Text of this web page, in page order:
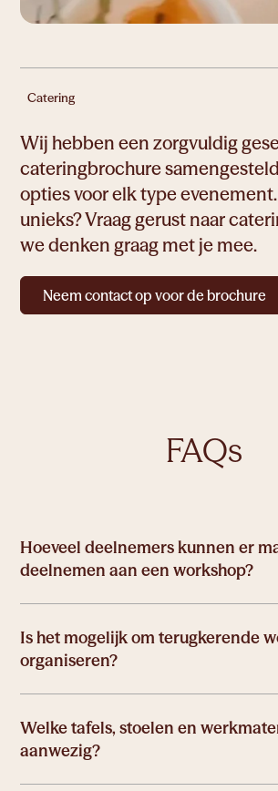
Catering
Wij hebben een zorgvuldig
cateringbrochure
opties voor elk type
unieks? Vraag gerust naar
we denken graag met je mee.
Neem contact op voor de brochure
FAQs
Hoeveel deelnemers kunnen er
deelnemen aan een workshop?
Is het mogelijk om terugkerende
organiseren?
Welke tafels, stoelen en
aanwezig?